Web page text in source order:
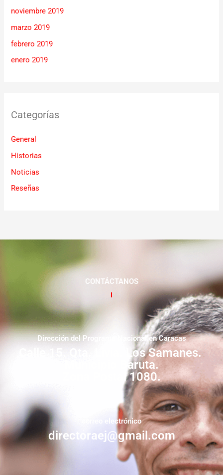
noviembre 2019
marzo 2019
febrero 2019
enero 2019
Categorías
General
Historias
Noticias
Reseñas
CONTÁCTANOS
Dirección del Programa Nacional en Caracas
Calle 15. Qta. Livia. Los Samanes.
Municipio Baruta.
Zona Postal 1080.
correo electrónico
directoraej@gmail.com